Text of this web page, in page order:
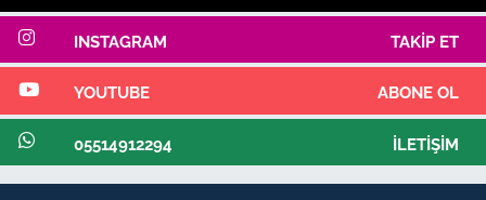
INSTAGRAM TAKIP ET
YOUTUBE ABONE OL
05514912294 İLETIŞIM